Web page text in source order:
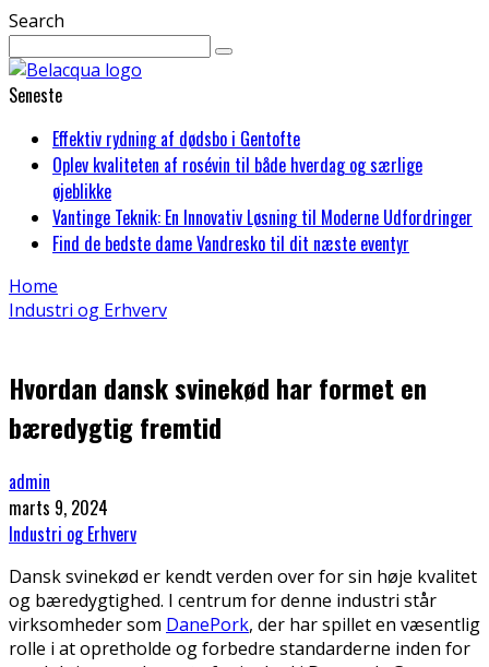
Search
Seneste
Effektiv rydning af dødsbo i Gentofte
Oplev kvaliteten af rosévin til både hverdag og særlige
øjeblikke
Vantinge Teknik: En Innovativ Løsning til Moderne Udfordringer
Find de bedste dame Vandresko til dit næste eventyr
Home
Industri og Erhverv
Hvordan dansk svinekød har formet en
bæredygtig fremtid
admin
marts 9, 2024
Industri og Erhverv
Dansk svinekød er kendt verden over for sin høje kvalitet
og bæredygtighed. I centrum for denne industri står
virksomheder som DanePork, der har spillet en væsentlig
rolle i at opretholde og forbedre standarderne inden for